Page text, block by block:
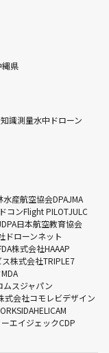
縄県
識測量水中ドローン
水産航空協会DPAJMA
コンFlight PILOTJULC
日本航空教育協会
ドローンネット
株式会社HAAAP
株式会社TRIPLE7
MDA
ムスジャパン
式会社コモレビデザイン
IDAHELICAM
エイジェックCDP